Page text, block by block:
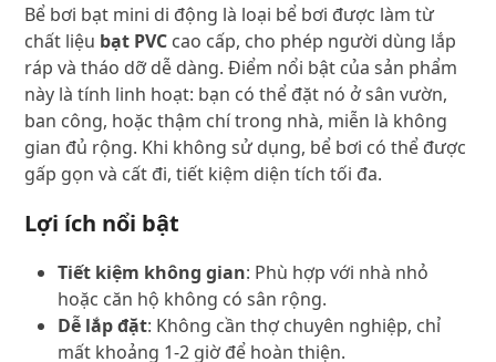
Bể bơi bạt mini di động là loại bể bơi được làm từ
chất liệu bạt PVC cao cấp, cho phép người dùng lắp
ráp và tháo dỡ dễ dàng. Điểm nổi bật của sản phẩm
này là tính linh hoạt: bạn có thể đặt nó ở sân vườn,
ban công, hoặc thậm chí trong nhà, miễn là không
gian đủ rộng. Khi không sử dụng, bể bơi có thể được
gấp gọn và cất đi, tiết kiệm diện tích tối đa.
Lợi ích nổi bật
Tiết kiệm không gian: Phù hợp với nhà nhỏ
hoặc căn hộ không có sân rộng.
Dễ lắp đặt: Không cần thợ chuyên nghiệp, chỉ
mất khoảng 1-2 giờ để hoàn thiện.